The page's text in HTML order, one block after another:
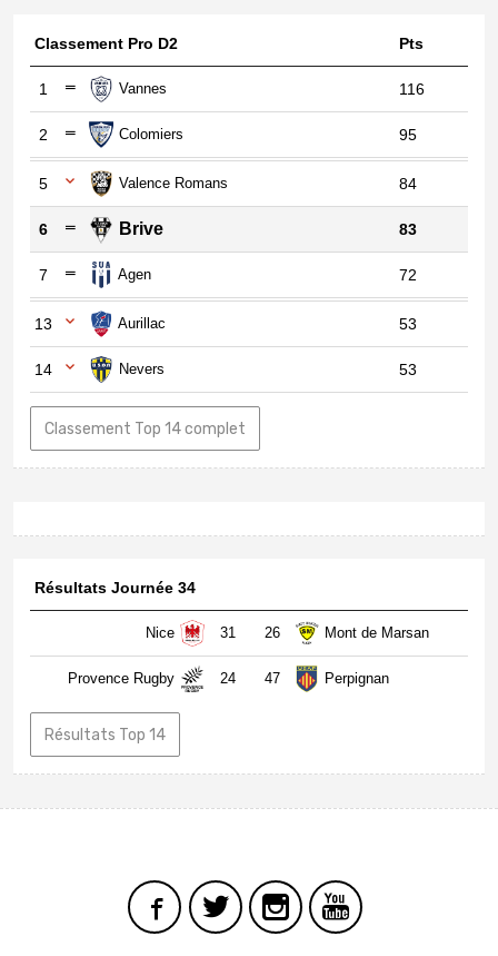
Classement Pro D2 Pts
1 Vannes 116
2 Colomiers 95
5 Valence Romans 84
6 Brive 83
7 Agen 72
13 Aurillac 53
14 Nevers 53
Classement Top 14 complet
Résultats Journée 34
Nice 31 26 Mont de Marsan
Provence Rugby 24 47 Perpignan
Résultats Top 14